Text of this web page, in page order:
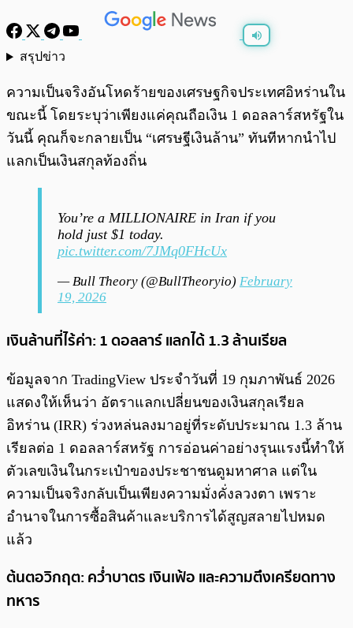
สรุปข่าว
ความเป็นจริงอันโหดร้ายของเศรษฐกิจประเทศอิหร่านใน
ขณะนี้ โดยระบุว่าเพียงแค่คุณถือเงิน 1 ดอลลาร์สหรัฐใน
วันนี้ คุณก็จะกลายเป็น “เศรษฐีเงินล้าน” ทันทีหากนำไป
แลกเป็นเงินสกุลท้องถิ่น
You’re a MILLIONAIRE in Iran if you
hold just $1 today.
pic.twitter.com/7JMq0FHcUx
— Bull Theory (@BullTheoryio) February
19, 2026
เงินล้านที่ไร้ค่า: 1 ดอลลาร์ แลกได้ 1.3 ล้านเรียล
ข้อมูลจาก TradingView ประจำวันที่ 19 กุมภาพันธ์ 2026
แสดงให้เห็นว่า อัตราแลกเปลี่ยนของเงินสกุลเรียล
อิหร่าน (IRR) ร่วงหล่นลงมาอยู่ที่ระดับประมาณ 1.3 ล้าน
เรียลต่อ 1 ดอลลาร์สหรัฐ การอ่อนค่าอย่างรุนแรงนี้ทำให้
ตัวเลขเงินในกระเป๋าของประชาชนดูมหาศาล แต่ใน
ความเป็นจริงกลับเป็นเพียงความมั่งคั่งลวงตา เพราะ
อำนาจในการซื้อสินค้าและบริการได้สูญสลายไปหมด
แล้ว
ต้นตอวิกฤต: คว่ำบาตร เงินเฟ้อ และความตึงเครียดทาง
ทหาร